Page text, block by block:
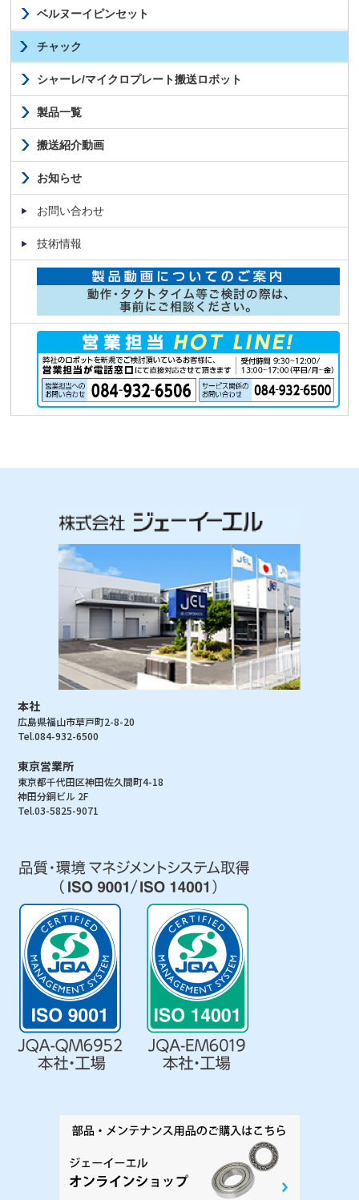
ベルヌーイピンセット
チャック
シャーレ/マイクロプレート搬送ロボット
製品一覧
搬送紹介動画
お知らせ
お問い合わせ
技術情報
本社
広島県福山市草戸町2-8-20
Tel.084-932-6500
東京営業所
東京都千代田区神田佐久間町4-18
神田分銅ビル 2F
Tel.03-5825-9071